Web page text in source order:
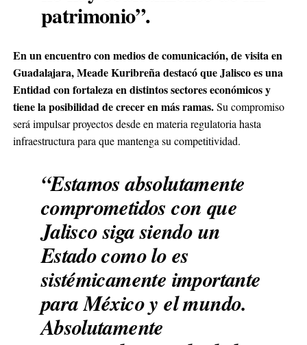
patrimonio”.
En un encuentro con medios de comunicación, de visita en
Guadalajara, Meade Kuribreña destacó que Jalisco es una
Entidad con fortaleza en distintos sectores económicos y
tiene la posibilidad de crecer en más ramas.Su compromiso
será impulsar proyectos desde en materia regulatoria hasta
infraestructura para que mantenga su competitividad.
“Estamos absolutamente
comprometidos con que
Jalisco siga siendo un
Estado como lo es
sistémicamente importante
para México y el mundo.
Absolutamente